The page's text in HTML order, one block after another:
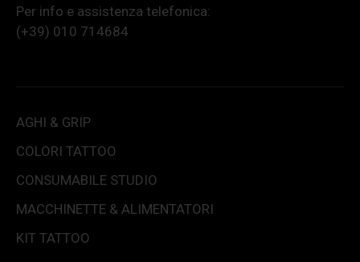
Per info e assistenza telefonica:
(+39) 010 714684
AGHI & GRIP
COLORI TATTOO
CONSUMABILE STUDIO
MACCHINETTE & ALIMENTATORI
KIT TATTOO